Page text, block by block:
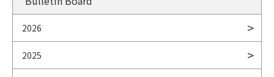
2026
2025